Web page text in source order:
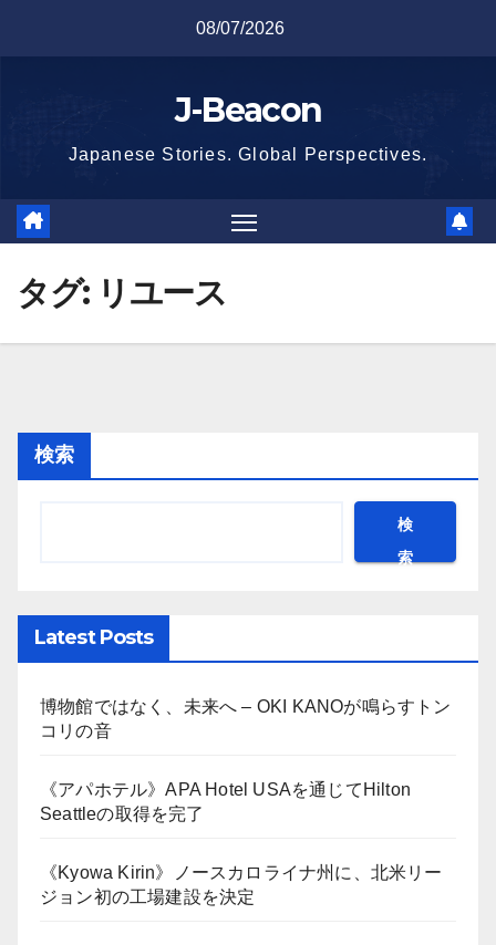
08/07/2026
J-Beacon
Japanese Stories. Global Perspectives.
タグ: リユース
検索
検
索
Latest Posts
博物館ではなく、未来へ – OKI KANOが鳴らすトン
コリの音
《アパホテル》APA Hotel USAを通じてHilton
Seattleの取得を完了
《Kyowa Kirin》ノースカロライナ州に、北米リー
ジョン初の工場建設を決定